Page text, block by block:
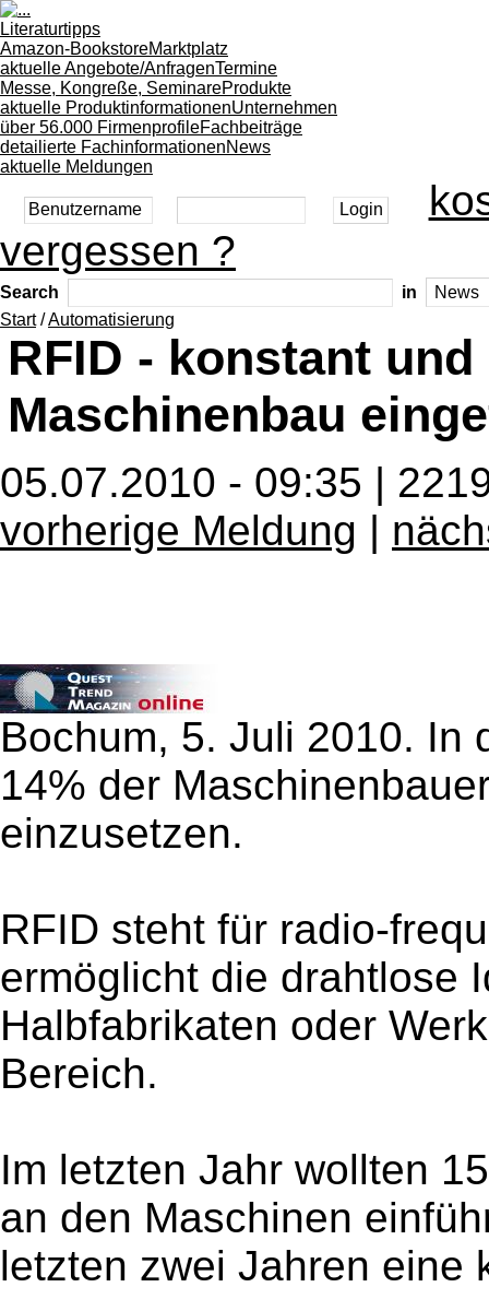
Literaturtipps
Amazon-BookstoreMarktplatz
aktuelle Angebote/AnfragenTermine
Messe, Kongreße, SeminareProdukte
aktuelle ProduktinformationenUnternehmen
über 56.000 FirmenprofileFachbeiträge
detailierte FachinformationenNews
aktuelle Meldungen
vergessen ?
Search
in
Start/Automatisierung
RFID - konstant
Maschinenbau
05.07.2010 - 09:35 |
vorherige Meldung |
Bochum, 5. Juli 2010. In
14% der
einzusetzen.
RFID steht für radio-
ermöglicht die drahtlose
Halbfabrikaten oder
Bereich.
Im letzten Jahr wollten
an den Maschinen
letzten zwei Jahren eine